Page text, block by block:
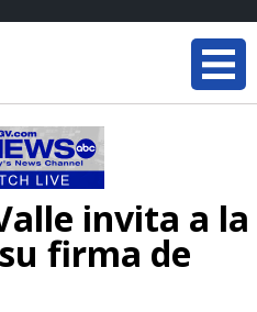
invita a la
firma de